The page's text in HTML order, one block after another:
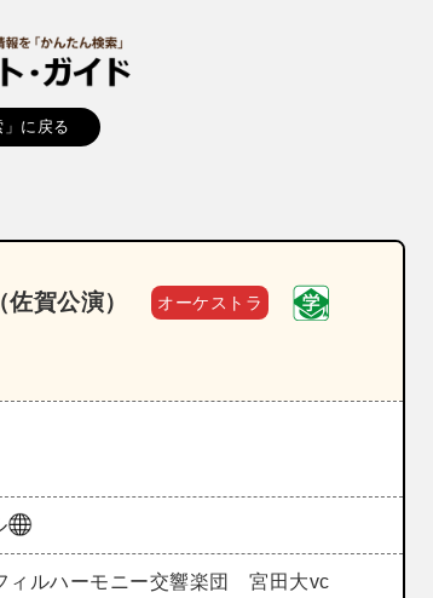
に戻る
賀公演） オーケストラ
ルハーモニー交響楽団 宮田大vc